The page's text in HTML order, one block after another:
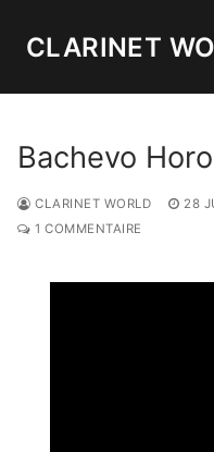
CLARINET
Bachevo
CLARINET WORLD 28
1 COMMENTAIRE